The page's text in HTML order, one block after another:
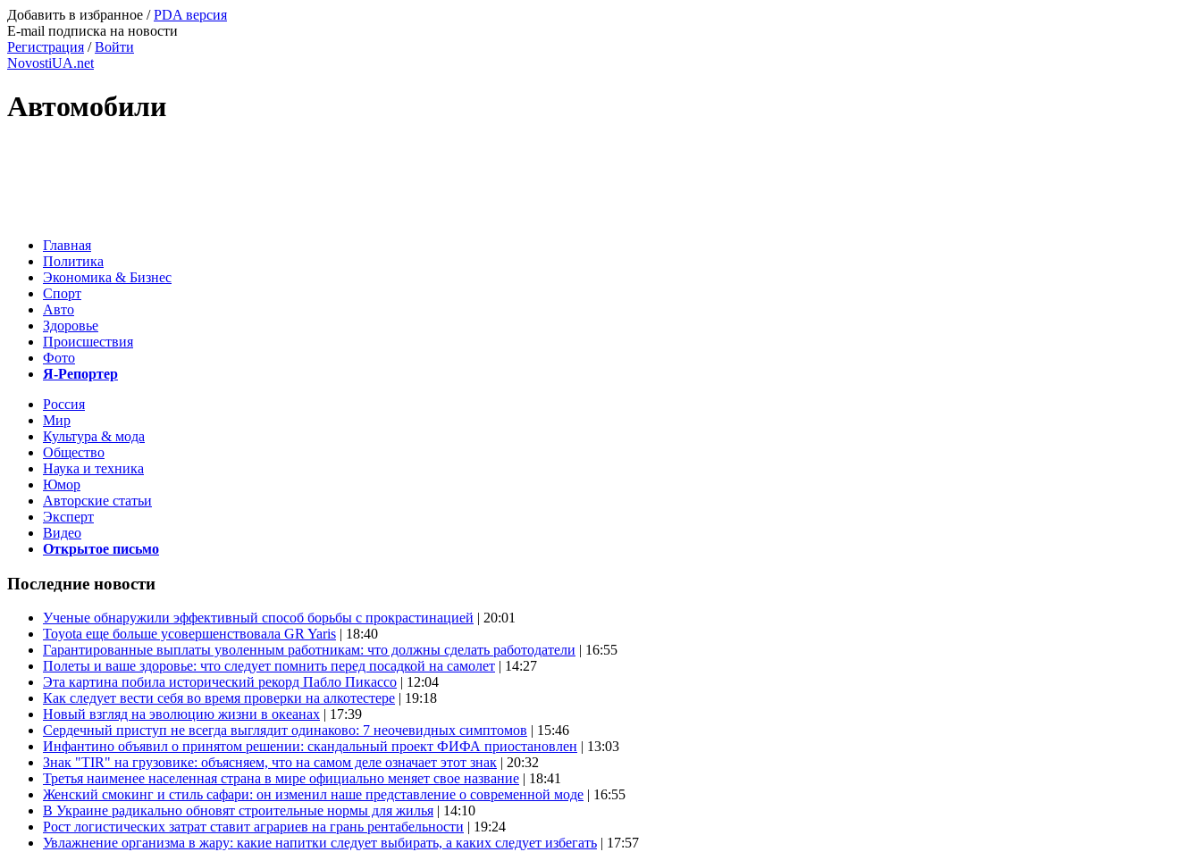
Добавить в избранное /PDA версия
E-mail подписка на новости
Регистрация /Войти
NovostiUA.net
Автомобили
Главная
Политика
Экономика & Бизнес
Спорт
Авто
Здоровье
Происшествия
Фото
Я-Репортер
Россия
Мир
Культура & мода
Общество
Наука и техника
Юмор
Авторские статьи
Эксперт
Видео
Открытое письмо
Последние новости
Ученые обнаружили эффективный способ борьбы с прокрастинацией | 20:01
Toyota еще больше усовершенствовала GR Yaris | 18:40
Гарантированные выплаты уволенным работникам: что должны сделать работодатели | 16:55
Полеты и ваше здоровье: что следует помнить перед посадкой на самолет | 14:27
Эта картина побила исторический рекорд Пабло Пикассо | 12:04
Как следует вести себя во время проверки на алкотестере | 19:18
Новый взгляд на эволюцию жизни в океанах | 17:39
Сердечный приступ не всегда выглядит одинаково: 7 неочевидных симптомов | 15:46
Инфантино объявил о принятом решении: скандальный проект ФИФА приостановлен | 13:03
Знак "TIR" на грузовике: объясняем, что на самом деле означает этот знак | 20:32
Третья наименее населенная страна в мире официально меняет свое название | 18:41
Женский смокинг и стиль сафари: он изменил наше представление о современной моде | 16:55
В Украине радикально обновят строительные нормы для жилья | 14:10
Рост логистических затрат ставит аграриев на грань рентабельности | 19:24
Увлажнение организма в жару: какие напитки следует выбирать, а каких следует избегать | 17:57